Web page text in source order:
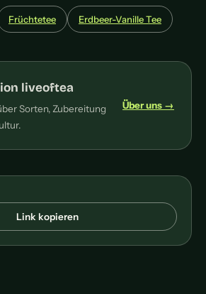
Früchtetee Erdbeer-Vanille Tee
liveoftea
Sorten, Zubereitung
Über uns →
Link kopieren